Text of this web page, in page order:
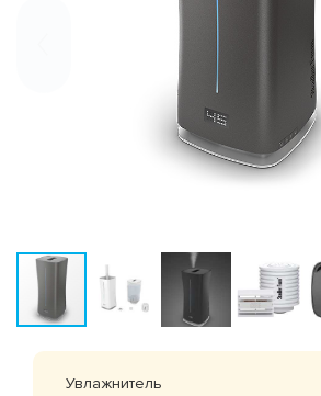
Увлажнитель